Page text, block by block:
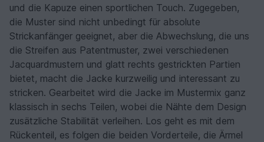
und die Kapuze einen sportlichen Touch. Zugegeben,
die Muster sind nicht unbedingt für absolute
Strickanfänger geeignet, aber die Abwechslung, die uns
die Streifen aus Patentmuster, zwei verschiedenen
Jacquardmustern und glatt rechts gestrickten Partien
bietet, macht die Jacke kurzweilig und interessant zu
stricken. Gearbeitet wird die Jacke im Mustermix ganz
klassisch in sechs Teilen, wobei die Nähte dem Design
zusätzliche Stabilität verleihen. Los geht es mit dem
Rückenteil, es folgen die beiden Vorderteile, die Ärmel